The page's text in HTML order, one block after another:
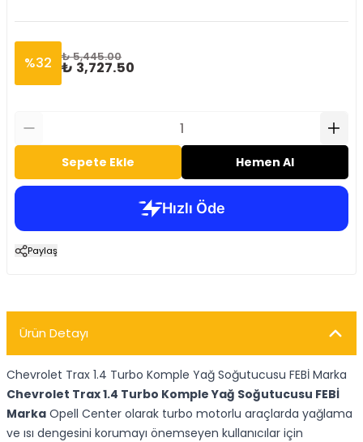
%32 ₺ 5,445.00
₺ 3,727.50
Sepete Ekle Hemen Al
Paylaş
Ürün Detayı
Chevrolet Trax 1.4 Turbo Komple Yağ Soğutucusu FEBİ Marka
Chevrolet Trax 1.4 Turbo Komple Yağ Soğutucusu FEBİ
Marka Opell Center olarak turbo motorlu araçlarda yağlama
ve ısı dengesini korumayı önemseyen kullanıcılar için